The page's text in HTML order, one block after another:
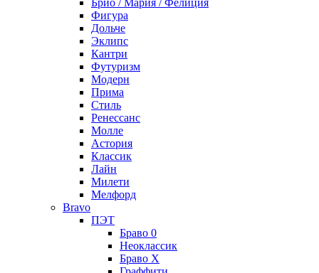
Брио / Мария / Фелиция
Фигура
Дольче
Эклипс
Кантри
Футуризм
Модерн
Прима
Стиль
Ренессанс
Молле
Астория
Классик
Лайн
Милети
Мелфорд
Bravo
ПЭТ
Браво 0
Неоклассик
Браво Х